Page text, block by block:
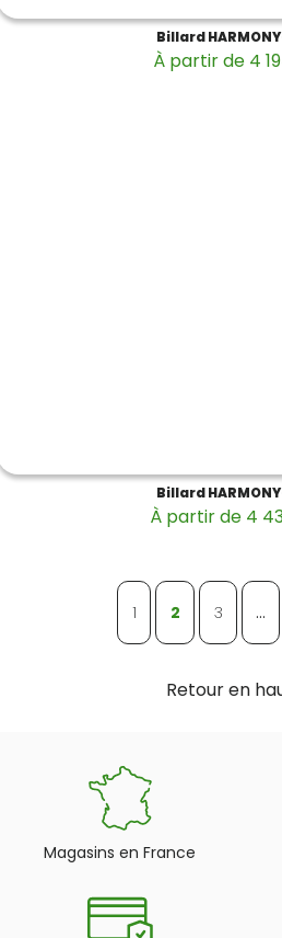
Billard
À partir de 4
Billard
À partir de 4
1 2 3 …
Retour en
Magasins en France